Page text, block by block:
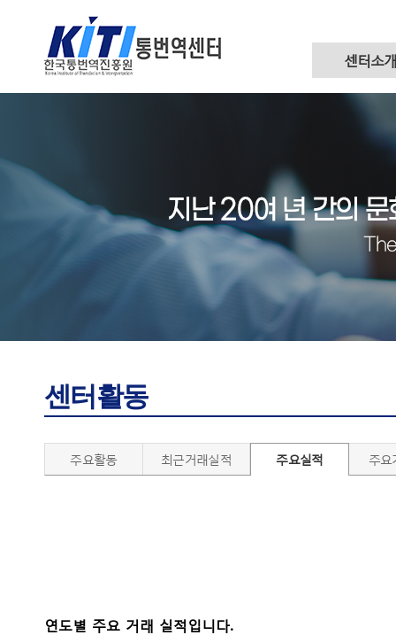
센터소개
센터활동
주요활동 최근거래실적 주요실적 주요
연도별 주요 거래 실적입니다.